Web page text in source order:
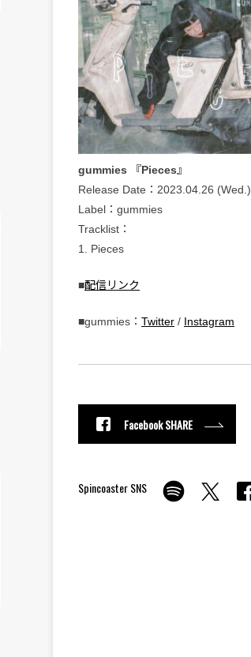
gummies 『Pieces』
Release Date：2023.04.26 (Wed.)
Label：gummies
Tracklist：
1. Pieces
■配信リンク
■gummies： Twitter / Instagram
Facebook SHARE
Spincoaster SNS